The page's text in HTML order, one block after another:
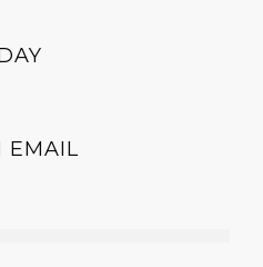
EMAIL